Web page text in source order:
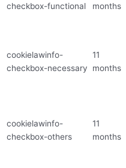
checkbox-functional
months
cookielawinfo-
checkbox-necessary
11
months
cookielawinfo-
checkbox-others
11
months